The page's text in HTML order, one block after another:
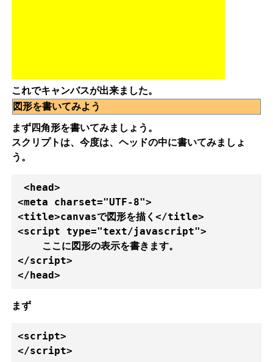
これでキャンバスが出来ました。
図形を書いてみよう
まず四角形を書いてみましょう。
スクリプトは、今度は、ヘッドの中に書いてみましょ
う。
<head>
<meta charset="UTF-8">
<title>canvasで図形を描く</title>
<script type="text/javascript">
    ここに図形の表示を書きます。
</script>
まず
<script>